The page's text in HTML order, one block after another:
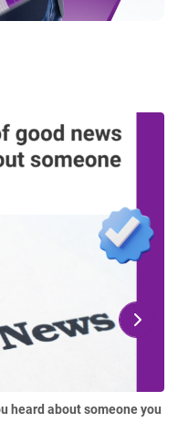
heard about someone you